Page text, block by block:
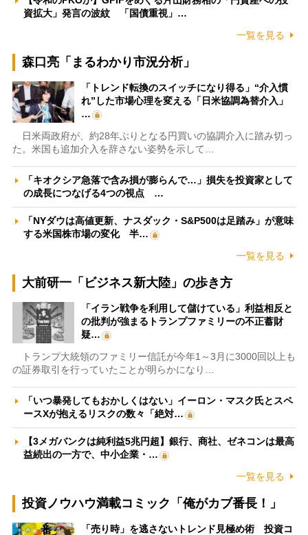
資拡大」発言の波紋 「国債重視」…
一覧を見る
森口亮「まるわかり市況分析」
「トレンド転換のスイッチになり得る」“介入慣
れ”した市場心理を変える「日米協調為替介入」
…
日米両政府が、約28年ぶりとなる円買いの協調介入に踏み切っ
た。米国も追加介入を辞さない姿勢を示して…
「キオクシア急落で含み損が膨らんで…」損失を投資家として
の成長につなげる4つの視点 …
「NYダウは高値更新、ナスダック・S&P500は足踏み」が意味
する米国株市場の変化 半…
一覧を見る
大前研一「ビジネス新大陸」の歩き方
「イラン戦争を利用して儲けている」利益相反と
の批判が強まるトランプファミリーの不正蓄財
疑…
トランプ大統領のファミリー信託が今年1～3月に3000回以上も
の証券取引を行っていたことが明らかになり…
「いつ暴発してもおかしくはない」イーロン・マスク氏とスペ
ースXが抱えるリスクの数々「絶対…
【3メガバンクは純利益5兆円超】銀行、商社、ゼネコンは最高
益続出の一方で、中小企業・…
一覧を見る
投資ノウハウ満載コミック「俺がカブ番長！」
「売り時」を逃さないトレンド見極め術 投資コ